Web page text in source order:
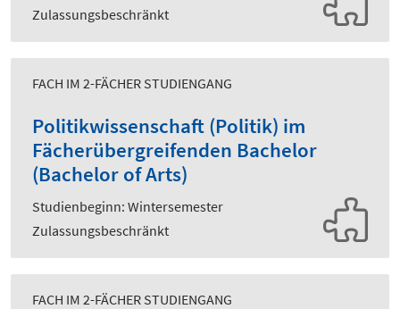
Zulassungsbeschränkt
FACH IM 2-FÄCHER STUDIENGANG
Politikwissenschaft (Politik) im
Fächerübergreifenden Bachelor
(Bachelor of Arts)
Studienbeginn: Wintersemester
Zulassungsbeschränkt
FACH IM 2-FÄCHER STUDIENGANG